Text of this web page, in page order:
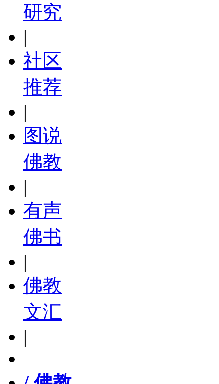
研究
|
社区
推荐
|
图说
佛教
|
有声
佛书
|
佛教
文汇
|